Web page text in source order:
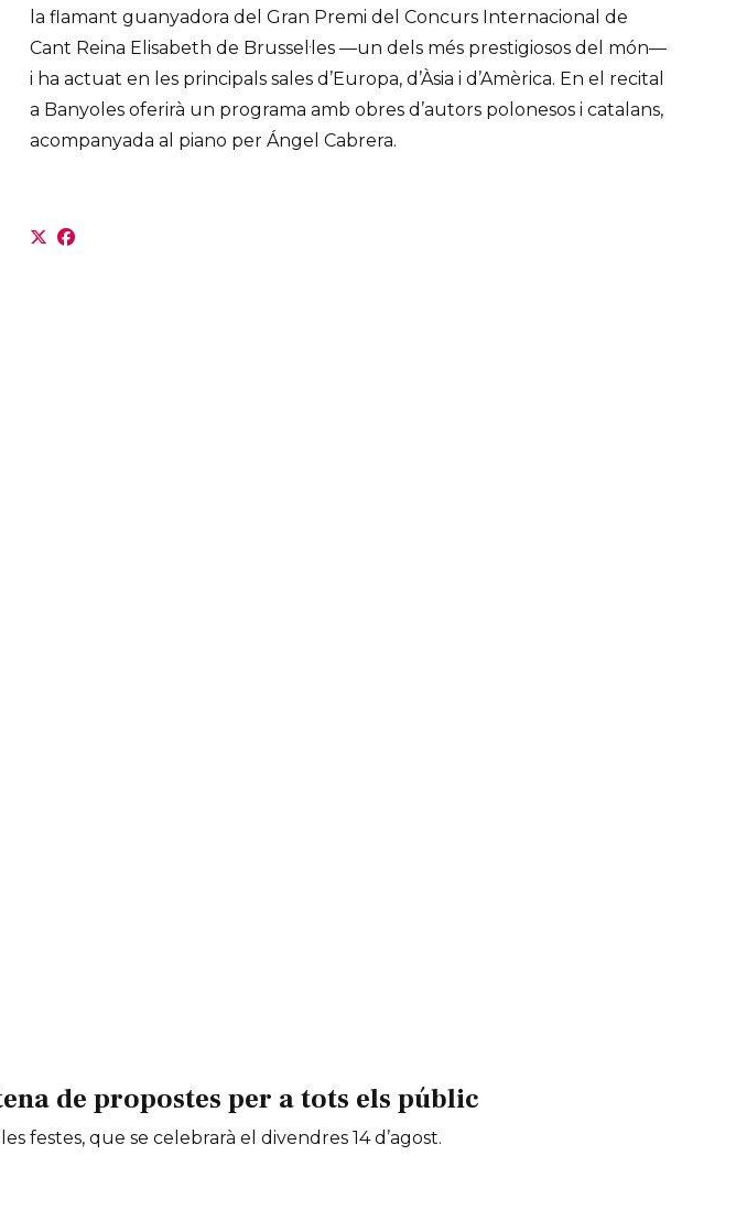
la flamant guanyadora del Gran Premi del Concurs Internacional de
Cant Reina Elisabeth de Brussel·les —un dels més prestigiosos del món—
i ha actuat en les principals sales d’Europa, d’Àsia i d’Amèrica. En el recital
a Banyoles oferirà un programa amb obres d’autors polonesos i catalans,
acompanyada al piano per Ángel Cabrera.
de propostes per a tots els públic
festes, que se celebrarà el divendres 14 d’agost.